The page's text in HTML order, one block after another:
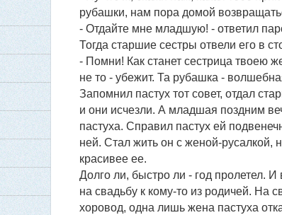
рубашки, нам пора домой
- Отдайте мне младшую! - ответил
Тогда старшие сестры отвели его в
- Помни! Как станет сестрица твоею
не то - убежит. Та рубашка -
Запомнил пастух тот совет, отдал
и они исчезли. А младшая поздним
пастуха. Справил пастух ей
ней. Стал жить он с женой-
красивее ее.
Долго ли, быстро ли - год пролетел. И
на свадьбу к кому-то из родичей. На
хоровод, одна лишь жена пастуха